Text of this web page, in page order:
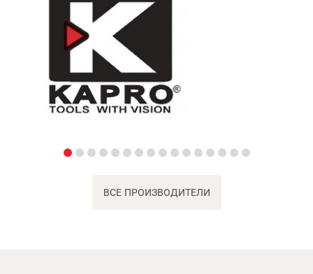
ВСЕ ПРОИЗВОДИТЕЛИ